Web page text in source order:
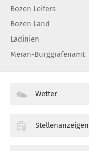
Bozen Leifers
Bozen Land
Ladinien
Meran-Burggrafenamt
Wetter
Stellenanzeigen